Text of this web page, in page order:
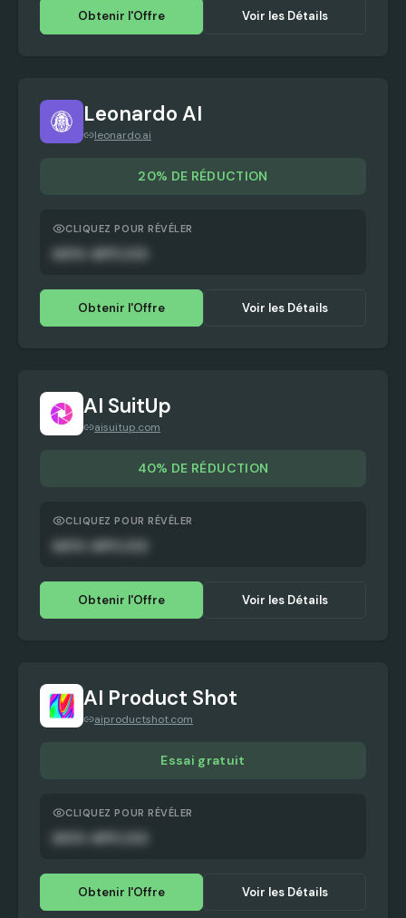
Obtenir l'Offre Voir les Détails
Leonardo AI
leonardo.ai
20% DE RÉDUCTION
CLIQUEZ POUR RÉVÉLER
Obtenir l'Offre Voir les Détails
AI SuitUp
aisuitup.com
40% DE RÉDUCTION
CLIQUEZ POUR RÉVÉLER
Obtenir l'Offre Voir les Détails
AI Product Shot
aiproductshot.com
Essai gratuit
CLIQUEZ POUR RÉVÉLER
Obtenir l'Offre Voir les Détails